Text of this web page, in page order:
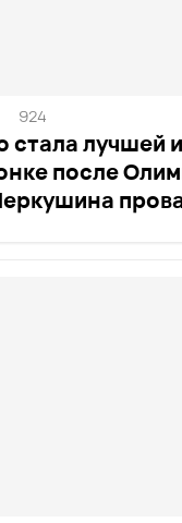
стала лучшей
после
924